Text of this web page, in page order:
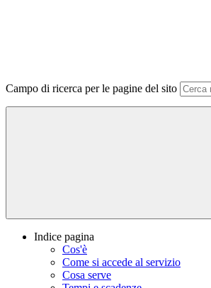
Campo di ricerca per le pagine del sito
Indice pagina
Cos'è
Come si accede al servizio
Cosa serve